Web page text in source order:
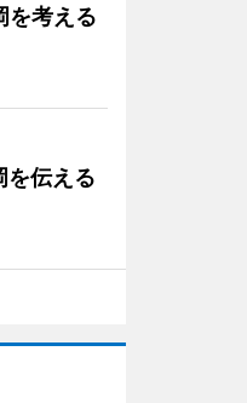
を考える
を伝える